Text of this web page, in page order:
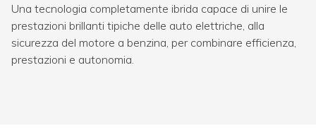
Una tecnologia completamente ibrida capace di unire le
prestazioni brillanti tipiche delle auto elettriche, alla
sicurezza del motore a benzina, per combinare efficienza,
prestazioni e autonomia.